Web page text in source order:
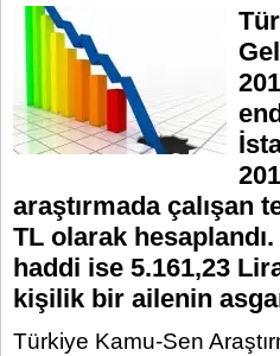
araştırmada çalışan
TL olarak
haddi ise 5.161,23
kişilik bir ailenin
Türkiye Kamu-Sen